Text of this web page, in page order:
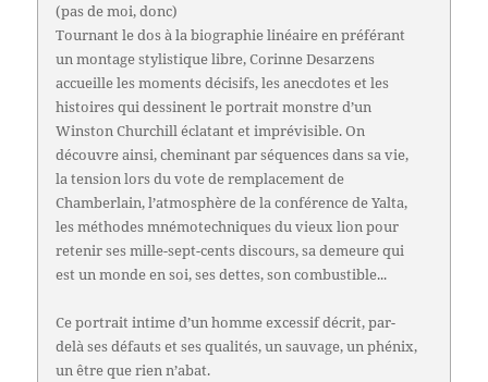
(pas de moi, donc)
Tournant le dos à la biographie linéaire en préférant
un montage stylistique libre, Corinne Desarzens
accueille les moments décisifs, les anecdotes et les
histoires qui dessinent le portrait monstre d’un
Winston Churchill éclatant et imprévisible. On
découvre ainsi, cheminant par séquences dans sa vie,
la tension lors du vote de remplacement de
Chamberlain, l’atmosphère de la conférence de Yalta,
les méthodes mnémotechniques du vieux lion pour
retenir ses mille-sept-cents discours, sa demeure qui
est un monde en soi, ses dettes, son combustible...
Ce portrait intime d’un homme excessif décrit, par-
delà ses défauts et ses qualités, un sauvage, un phénix,
un être que rien n’abat.